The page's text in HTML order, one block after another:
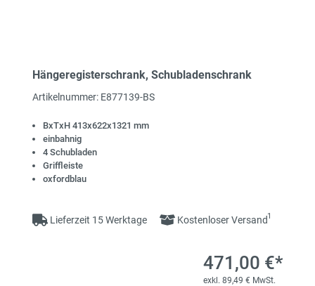
Hängeregisterschrank, Schubladenschrank
Artikelnummer: E877139-BS
BxTxH 413x622x1321 mm
einbahnig
4 Schubladen
Griffleiste
oxfordblau
Lieferzeit 15 Werktage Kostenloser Versand1
471,00 €*
exkl. 89,49 € MwSt.